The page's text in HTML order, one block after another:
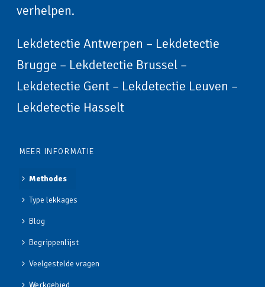
verhelpen.
Lekdetectie Antwerpen – Lekdetectie
Brugge – Lekdetectie Brussel –
Lekdetectie Gent – Lekdetectie Leuven –
Lekdetectie Hasselt
MEER INFORMATIE
Methodes
Type lekkages
Blog
Begrippenlijst
Veelgestelde vragen
Werkgebied